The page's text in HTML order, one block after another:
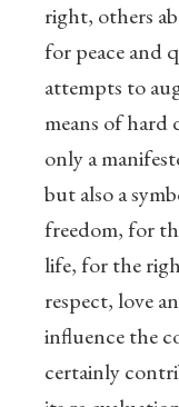
right, others
for peace and
attempts to
means of
only a
but also a
freedom, for
life, for the
respect, love
influence the
certainly